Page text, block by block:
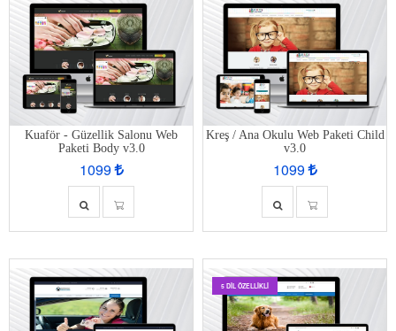
Kuaför - Güzellik Salonu Web
Paketi Body v3.0
1099
Kreş / Ana Okulu Web Paketi Child
v3.0
1099
5 DIL ÖZELLIKLI